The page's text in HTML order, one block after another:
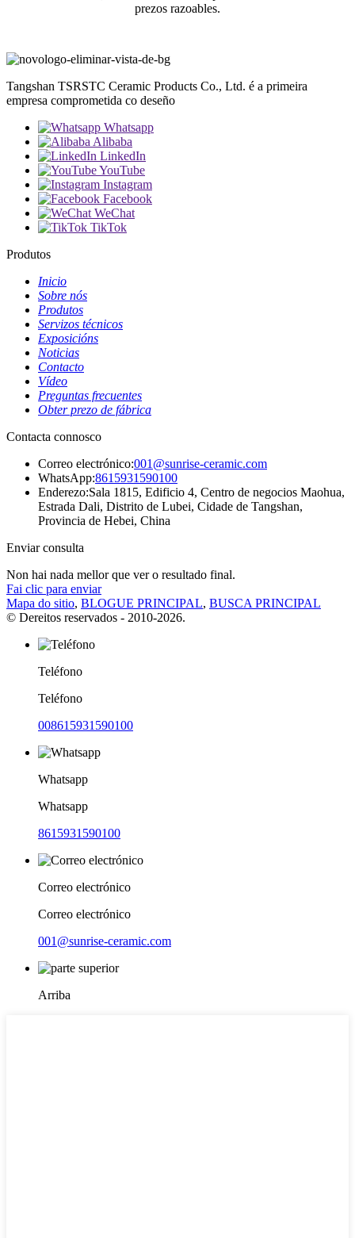
prezos razoables.
Tangshan TSRSTC Ceramic Products Co., Ltd. é a primeira
empresa comprometida co deseño
Whatsapp
Alibaba
LinkedIn
YouTube
Instagram
Facebook
WeChat
TikTok
Produtos
Inicio
Sobre nós
Produtos
Servizos técnicos
Exposicións
Noticias
Contacto
Vídeo
Preguntas frecuentes
Obter prezo de fábrica
Contacta connosco
Correo electrónico:001@sunrise-ceramic.com
WhatsApp:8615931590100
Enderezo:Sala 1815, Edificio 4, Centro de negocios Maohua,
Estrada Dali, Distrito de Lubei, Cidade de Tangshan,
Provincia de Hebei, China
Enviar consulta
Non hai nada mellor que ver o resultado final.
Fai clic para enviar
Mapa do sitio, BLOGUE PRINCIPAL, BUSCA PRINCIPAL
© Dereitos reservados - 2010-2026.
Teléfono
Teléfono
008615931590100
Whatsapp
Whatsapp
8615931590100
Correo electrónico
Correo electrónico
001@sunrise-ceramic.com
Arriba